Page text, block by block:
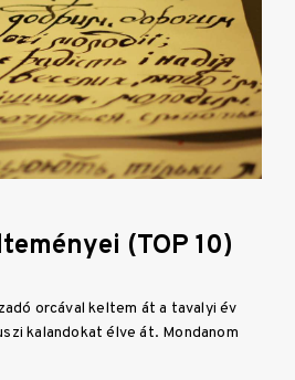
(TOP 10)
orcával keltem át a tavalyi év
kalandokat élve át. Mondanom